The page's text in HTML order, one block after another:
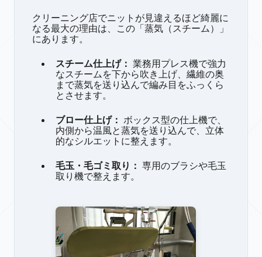
クリーニング店でニットが見違えるほど綺麗に
なる最大の理由は、この「蒸気（スチーム）」
にあります。
スチーム仕上げ： 業務用プレス機で強力
なスチームを下から吹き上げ、繊維の奥
まで蒸気を送り込んで編み目をふっくら
とさせます。
ブロー仕上げ：
ボックス型の仕上機で、
内側から温風と蒸気を送り込んで、立体
的なシルエットに整えます。
毛玉・毛ゴミ取り： 専用のブラシや毛玉
取り機で整えます。